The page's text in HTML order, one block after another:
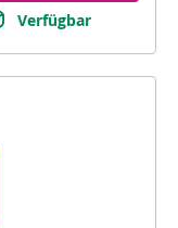
Verfügbar